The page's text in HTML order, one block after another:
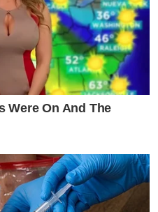
Were On And The